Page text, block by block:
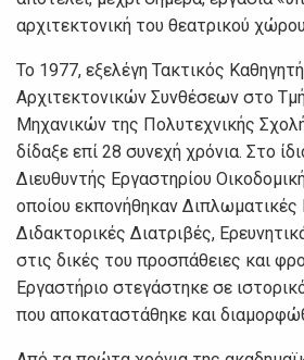
αρχιτεκτονική του θεατρικού
Το 1977, εξελέγη Τακτικός
Αρχιτεκτονικών Συνθέσεων στο
Μηχανικών της Πολυτεχνικής
δίδαξε επί 28 συνεχή χρόνια. Στο
Διευθυντής Εργαστηρίου
οποίου εκπονήθηκαν Διπλωματικές
Διδακτορικές Διατριβές,
στις δικές του προσπάθειες και
Εργαστήριο στεγάστηκε σε
που αποκαταστάθηκε και